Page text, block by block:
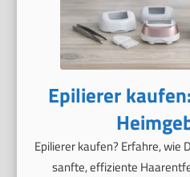
Epilierer
Epilierer kaufen? Erfahre, wie
sanfte, effiziente